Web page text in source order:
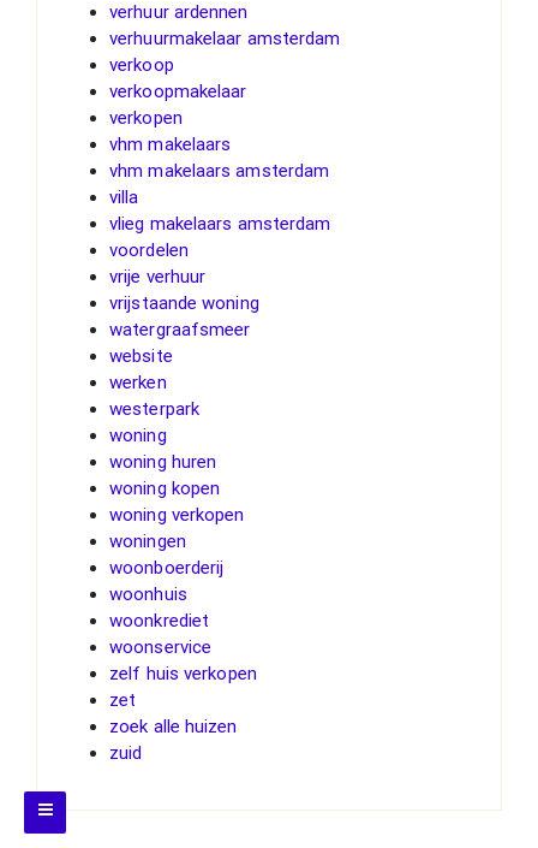
verhuur ardennen
verhuurmakelaar amsterdam
verkoop
verkoopmakelaar
verkopen
vhm makelaars
vhm makelaars amsterdam
villa
vlieg makelaars amsterdam
voordelen
vrije verhuur
vrijstaande woning
watergraafsmeer
website
werken
westerpark
woning
woning huren
woning kopen
woning verkopen
woningen
woonboerderij
woonhuis
woonkrediet
woonservice
zelf huis verkopen
zet
zoek alle huizen
zuid